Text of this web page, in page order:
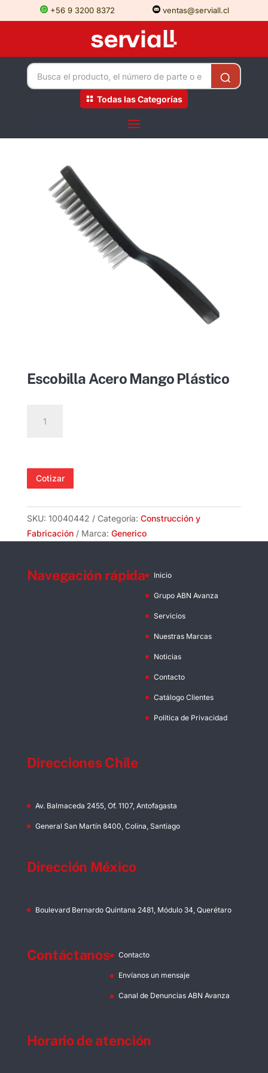
+56 9 3200 8372 ventas@serviall.cl
Todas las Categorías
Escobilla Acero Mango Plástico
Acero
cantidad
Cotizar
SKU: 10040442 Categoría: Construcción y
Fabricación
Marca: Generico
Navegación rápida Inicio
Grupo ABN Avanza
Servicios
Nuestras Marcas
Noticias
Contacto
Catálogo Clientes
Política de Privacidad
Direcciones Chile
Av. Balmaceda 2455, Of. 1107, Antofagasta
General San Martín 8400, Colina, Santiago
Dirección México
Boulevard Bernardo Quintana 2481, Módulo 34, Querétaro
Contáctanos Contacto
Envíanos un mensaje
Canal de Denuncias ABN Avanza
Horario de atención